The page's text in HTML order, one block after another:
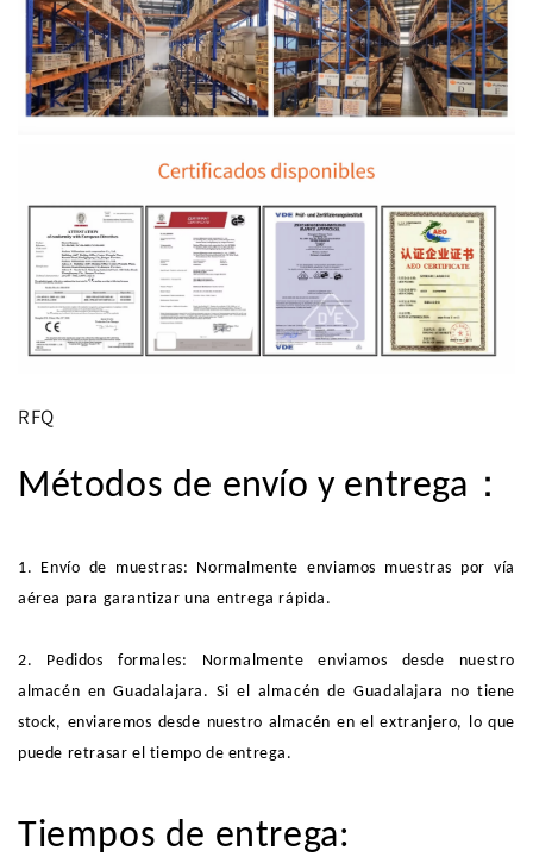
RFQ
Métodos de envío y entrega ：
1. Envío de muestras: Normalmente enviamos muestras por vía
aérea para garantizar una entrega rápida.
2. Pedidos formales: Normalmente enviamos desde nuestro
almacén en Guadalajara. Si el almacén de Guadalajara no tiene
stock, enviaremos desde nuestro almacén en el extranjero, lo que
puede retrasar el tiempo de entrega.
Tiempos de entrega: